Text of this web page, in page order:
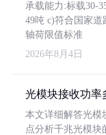
承载能力:标载30-
49吨 c)符合国家道
轴荷限值标准
2026年8月4日
光模块接收功率
本文详细解答光模
点分析千兆光模块